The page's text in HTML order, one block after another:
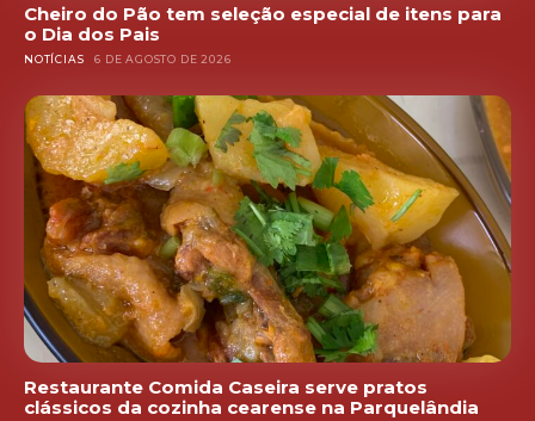
Cheiro do Pão tem seleção especial de itens para
o Dia dos Pais
NOTÍCIAS 6 DE AGOSTO DE 2026
Restaurante Comida Caseira serve pratos
clássicos da cozinha cearense na Parquelândia